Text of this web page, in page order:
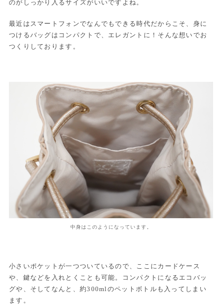
のがしっかり入るサイズがいいですよね。
最近はスマートフォンでなんでもできる時代だからこそ、身に
つけるバッグはコンパクトで、エレガントに！そんな想いでお
つくりしております。
中身はこのようになっています。
小さいポケットが一つついているので、ここにカードケース
や、鍵などを入れとくことも可能。コンパクトになるエコバッ
グや、そしてなんと、約300mlのペットボトルも入ってしまい
ます。